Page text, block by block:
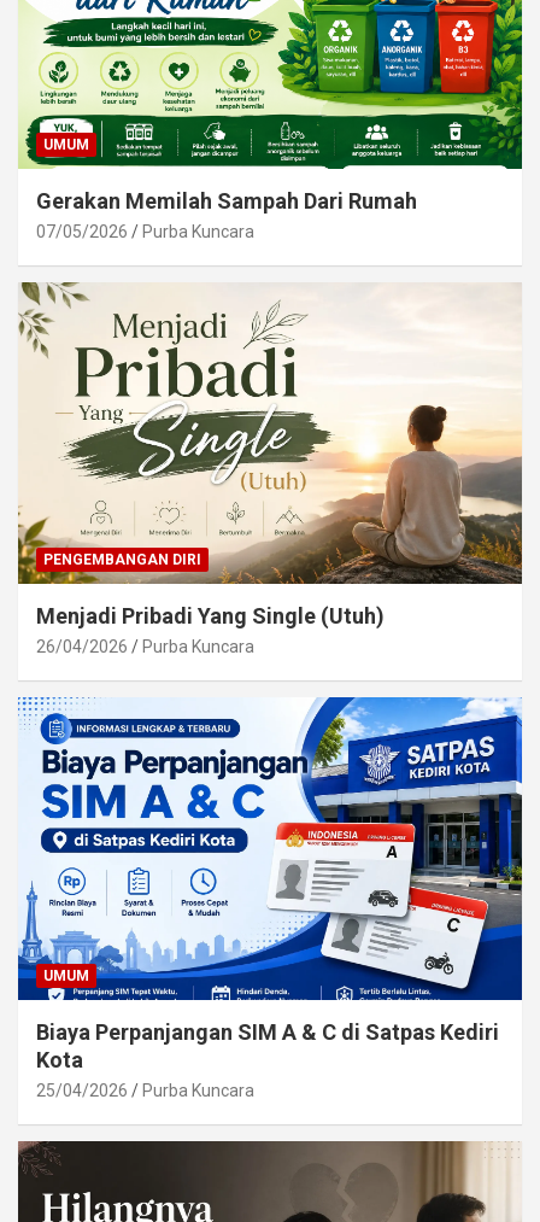
UMUM
Gerakan Memilah Sampah Dari Rumah
07/05/2026 Purba Kuncara
PENGEMBANGAN DIRI
Menjadi Pribadi Yang Single (Utuh)
26/04/2026 Purba Kuncara
UMUM
Biaya Perpanjangan SIM A & C di Satpas Kediri
Kota
25/04/2026 Purba Kuncara